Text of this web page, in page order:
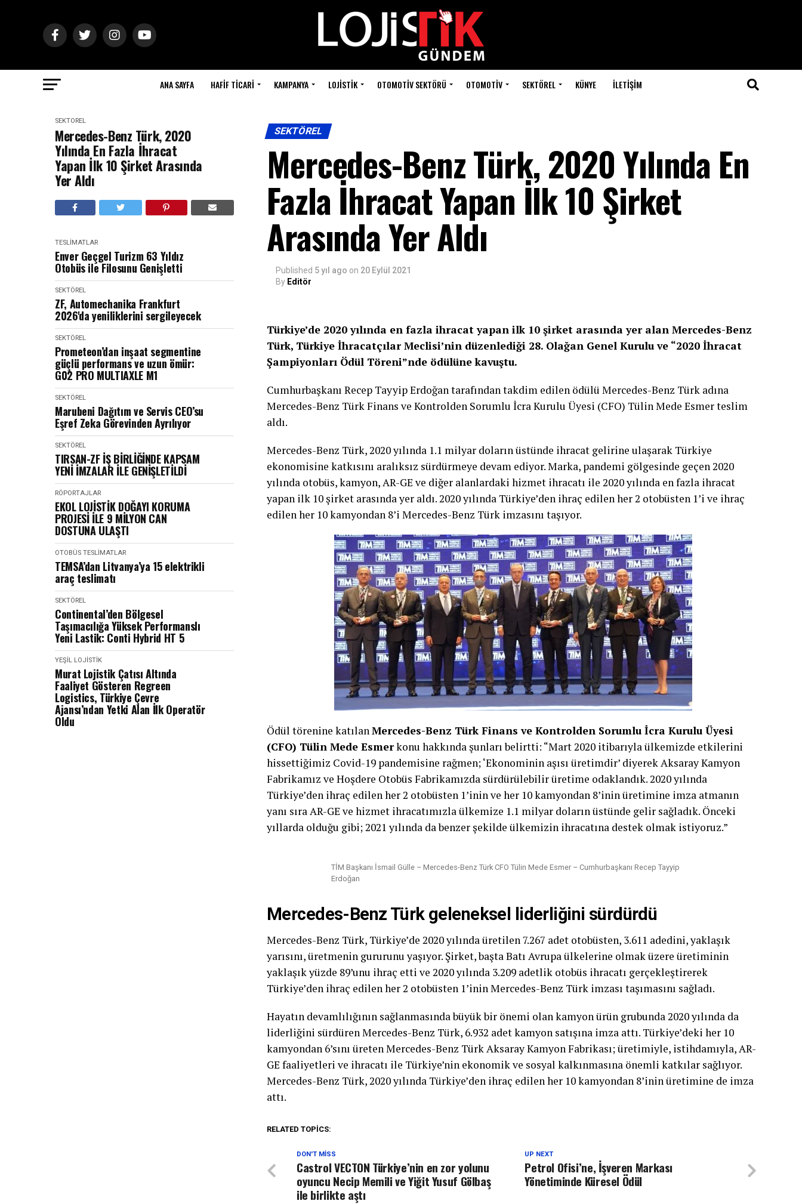
ANA SAYFA HAFIF TICARI KAMPANYA LOJISTIK OTOMOTIV SEKTÖRÜ OTOMOTIV SEKTÖREL KÜNYE İLETIŞIM
SEKTÖREL
Mercedes-Benz Türk, 2020
Yılında En Fazla İhracat
Yapan İlk 10 Şirket Arasında
Yer Aldı
TESLIMATLAR
Enver Geçgel Turizm 63 Yıldız
Otobüs ile Filosunu Genişletti
SEKTÖREL
ZF, Automechanika Frankfurt
2026'da yeniliklerini sergileyecek
SEKTÖREL
Prometeon’dan inşaat segmentine
güçlü performans ve uzun ömür:
G02 PRO MULTIAXLE M1
SEKTÖREL
Marubeni Dağıtım ve Servis CEO’su
Eşref Zeka Görevinden Ayrılıyor
SEKTÖREL
TIRSAN-ZF İŞ BİRLİĞİNDE KAPSAM
YENİ İMZALAR İLE GENİŞLETİLDİ
RÖPORTAJLAR
EKOL LOJİSTİK DOĞAYI KORUMA
PROJESİ İLE 9 MİLYON CAN
DOSTUNA ULAŞTI
OTOBÜS TESLIMATLAR
TEMSA’dan Litvanya’ya 15 elektrikli
araç teslimatı
SEKTÖREL
Continental’den Bölgesel
Taşımacılığa Yüksek Performanslı
Yeni Lastik: Conti Hybrid HT 5
YEŞIL LOJISTIK
Murat Lojistik Çatısı Altında
Faaliyet Gösteren Regreen
Logistics, Türkiye Çevre
Ajansı’ndan Yetki Alan İlk Operatör
Oldu
SEKTÖREL
Mercedes-Benz Türk, 2020 Yılında En
Fazla İhracat Yapan İlk 10 Şirket
Arasında Yer Aldı
Published 5 yıl ago on 20 Eylül 2021
By Editör
Türkiye’de 2020 yılında en fazla ihracat yapan ilk 10 şirket arasında yer alan Mercedes-Benz
Türk, Türkiye İhracatçılar Meclisi’nin düzenlediği 28. Olağan Genel Kurulu ve “2020 İhracat
Şampiyonları Ödül Töreni”nde ödülüne kavuştu.
Cumhurbaşkanı Recep Tayyip Erdoğan tarafından takdim edilen ödülü Mercedes-Benz Türk adına
Mercedes-Benz Türk Finans ve Kontrolden Sorumlu İcra Kurulu Üyesi (CFO) Tülin Mede Esmer teslim
aldı.
Mercedes-Benz Türk, 2020 yılında 1.1 milyar doların üstünde ihracat gelirine ulaşarak Türkiye
ekonomisine katkısını aralıksız sürdürmeye devam ediyor. Marka, pandemi gölgesinde geçen 2020
yılında otobüs, kamyon, AR-GE ve diğer alanlardaki hizmet ihracatı ile 2020 yılında en fazla ihracat
yapan ilk 10 şirket arasında yer aldı. 2020 yılında Türkiye’den ihraç edilen her 2 otobüsten 1’i ve ihraç
edilen her 10 kamyondan 8’i Mercedes-Benz Türk imzasını taşıyor.
Ödül törenine katılanMercedes-Benz Türk Finans ve Kontrolden Sorumlu İcra Kurulu Üyesi
(CFO) Tülin Mede Esmerkonu hakkında şunları belirtti: “Mart 2020 itibarıyla ülkemizde etkilerini
hissettiğimiz Covid-19 pandemisine rağmen; ‘Ekonominin aşısı üretimdir’ diyerek Aksaray Kamyon
Fabrikamız ve Hoşdere Otobüs Fabrikamızda sürdürülebilir üretime odaklandık. 2020 yılında
Türkiye’den ihraç edilen her 2 otobüsten 1’inin ve her 10 kamyondan 8’inin üretimine imza atmanın
yanı sıra AR-GE ve hizmet ihracatımızla ülkemize 1.1 milyar doların üstünde gelir sağladık. Önceki
yıllarda olduğu gibi; 2021 yılında da benzer şekilde ülkemizin ihracatına destek olmak istiyoruz.”
TİM Başkanı İsmail Gülle – Mercedes-Benz Türk CFO Tülin Mede Esmer – Cumhurbaşkanı Recep Tayyip
Erdoğan
Mercedes-Benz Türk geleneksel liderliğini sürdürdü
Mercedes-Benz Türk, Türkiye’de 2020 yılında üretilen 7.267 adet otobüsten, 3.611 adedini, yaklaşık
yarısını, üretmenin gururunu yaşıyor. Şirket, başta Batı Avrupa ülkelerine olmak üzere üretiminin
yaklaşık yüzde 89’unu ihraç etti ve 2020 yılında 3.209 adetlik otobüs ihracatı gerçekleştirerek
Türkiye’den ihraç edilen her 2 otobüsten 1’inin Mercedes-Benz Türk imzası taşımasını sağladı.
Hayatın devamlılığının sağlanmasında büyük bir önemi olan kamyon ürün grubunda 2020 yılında da
liderliğini sürdüren Mercedes-Benz Türk, 6.932 adet kamyon satışına imza attı. Türkiye’deki her 10
kamyondan 6’sını üreten Mercedes-Benz Türk Aksaray Kamyon Fabrikası; üretimiyle, istihdamıyla, AR-
GE faaliyetleri ve ihracatı ile Türkiye’nin ekonomik ve sosyal kalkınmasına önemli katkılar sağlıyor.
Mercedes-Benz Türk, 2020 yılında Türkiye’den ihraç edilen her 10 kamyondan 8’inin üretimine de imza
attı.
RELATED TOPICS:
UP NEXT
Petrol Ofisi’ne, İşveren Markası
Yönetiminde Küresel Ödül
DON'T MISS
Castrol VECTON Türkiye’nin en zor yolunu
oyuncu Necip Memili ve Yiğit Yusuf Gölbaş
ile birlikte aştı